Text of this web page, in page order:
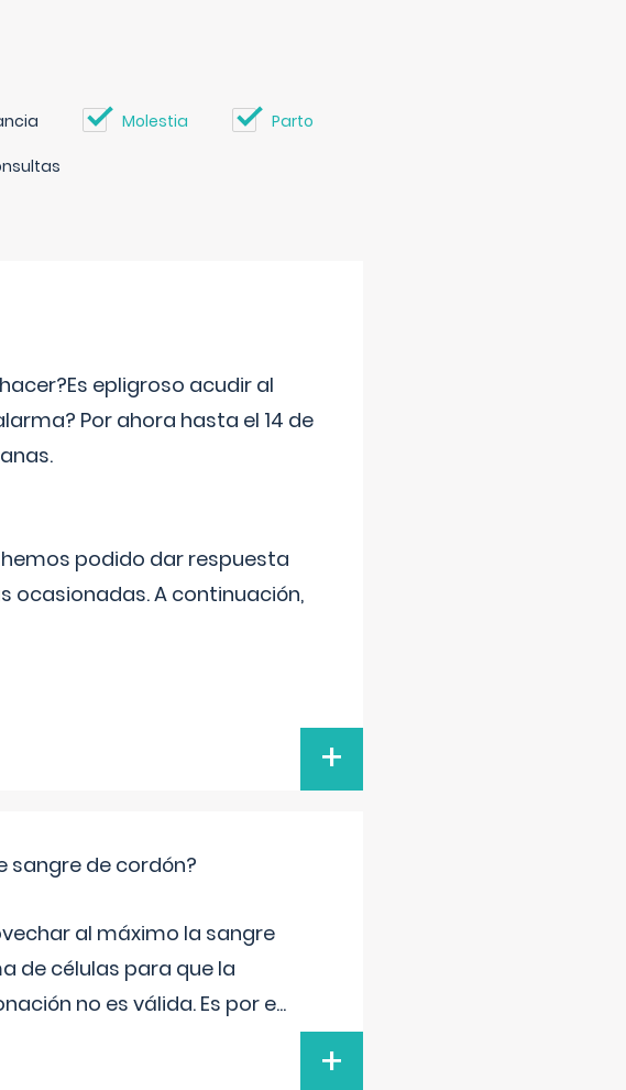
Molestia Parto
epligroso acudir al
Por ahora hasta el 14 de
podido dar respuesta
ocasionadas. A continuación,
+
sangre de cordón?
al máximo la sangre
de células para que la
no es válida. Es por e...
+